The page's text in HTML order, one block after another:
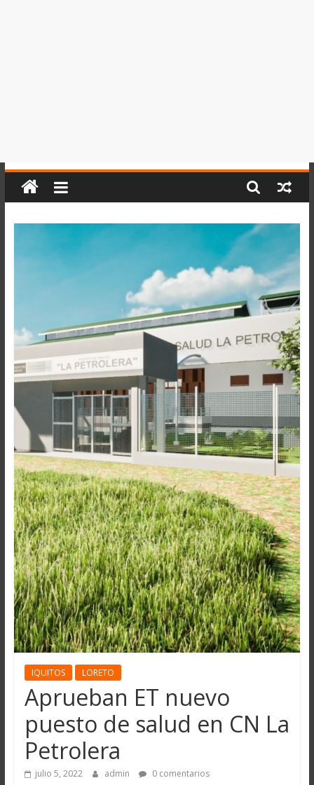
IQUITOS LORETO
Aprueban ET nuevo
puesto de salud en CN La
Petrolera
julio 5, 2022 admin 0 comentarios